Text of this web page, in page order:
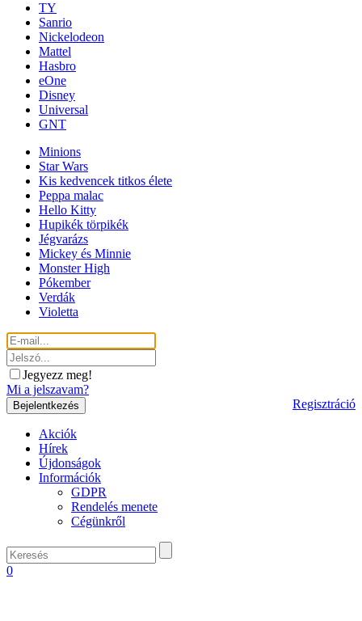
TY
Sanrio
Nickelodeon
Mattel
Hasbro
eOne
Disney
Universal
GNT
Minions
Star Wars
Kis kedvencek titkos élete
Peppa malac
Hello Kitty
Hupikék törpikék
Jégvarázs
Mickey és Minnie
Monster High
Pókember
Verdák
Violetta
Jegyezz meg!
Mi a jelszavam?
Regisztráció
Akciók
Hírek
Újdonságok
Információk
GDPR
Rendelés menete
Cégünkről
0